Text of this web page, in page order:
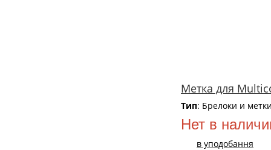
Метка для
Тип: Брелоки и
Нет в
в уподобання